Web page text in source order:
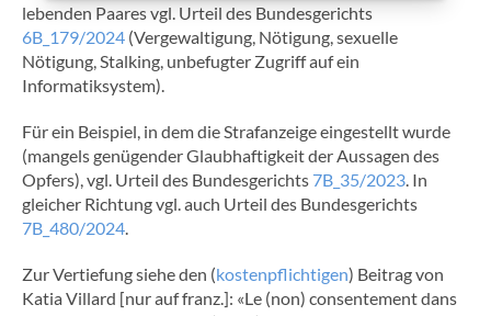
lebenden Paares vgl. Urteil des Bundesgerichts
6B_179/2024 (Vergewaltigung, Nötigung, sexuelle
Nötigung, Stalking, unbefugter Zugriff auf ein
Informatiksystem).
Für ein Beispiel, in dem die Strafanzeige eingestellt wurde
(mangels genügender Glaubhaftigkeit der Aussagen des
Opfers), vgl. Urteil des Bundesgerichts 7B_35/2023. In
gleicher Richtung vgl. auch Urteil des Bundesgerichts
7B_480/2024.
Zur Vertiefung siehe den (kostenpflichtigen) Beitrag von
Katia Villard [nur auf franz.]: «Le (non) consentement dans